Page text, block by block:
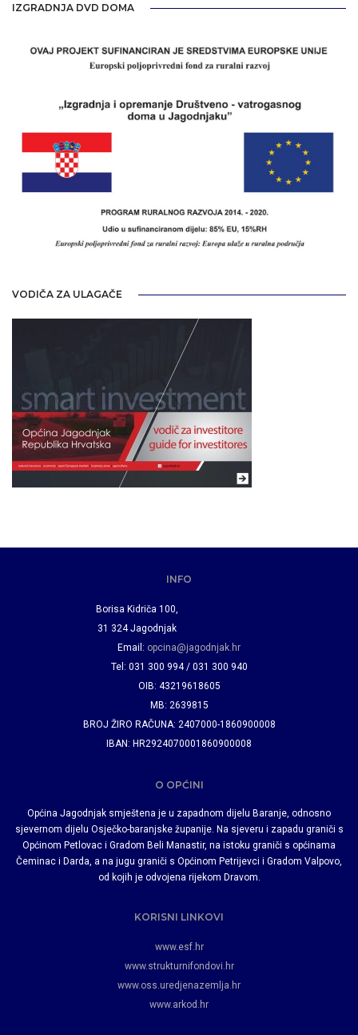
IZGRADNJA DVD DOMA
VODIČA ZA ULAGAČE
INFO
Borisa Kidriča 100,
31 324 Jagodnjak
Email: opcina@jagodnjak.hr
Tel: 031 300 994 / 031 300 940
OIB: 43219618605
MB: 2639815
BROJ ŽIRO RAČUNA: 2407000-1860900008
IBAN: HR2924070001860900008
O OPĆINI
Općina Jagodnjak smještena je u zapadnom dijelu Baranje, odnosno
sjevernom dijelu Osječko-baranjske županije. Na sjeveru i zapadu graniči s
Općinom Petlovac i Gradom Beli Manastir, na istoku graniči s općinama
Čeminac i Darda, a na jugu graniči s Općinom Petrijevci i Gradom Valpovo,
od kojih je odvojena rijekom Dravom.
KORISNI LINKOVI
www.esf.hr
www.strukturnifondovi.hr
www.oss.uredjenazemlja.hr
www.arkod.hr